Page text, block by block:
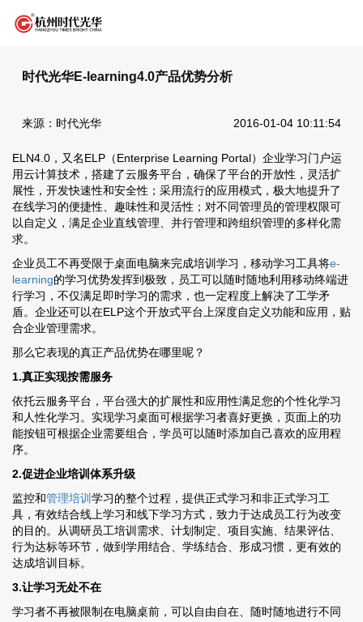
时代光华E-learning4.0产品优势分析
来源：时代光华 2016-01-04 10:11:54
ELN4.0，又名ELP（Enterprise Learning Portal）企业学习门户运
用云计算技术，搭建了云服务平台，确保了平台的开放性，灵活扩
展性，开发快速性和安全性；采用流行的应用模式，极大地提升了
在线学习的便捷性、趣味性和灵活性；对不同管理员的管理权限可
以自定义，满足企业直线管理、并行管理和跨组织管理的多样化需
求。
企业员工不再受限于桌面电脑来完成培训学习，移动学习工具将e-
learning的学习优势发挥到极致，员工可以随时随地利用移动终端进
行学习，不仅满足即时学习的需求，也一定程度上解决了工学矛
盾。企业还可以在ELP这个开放式平台上深度自定义功能和应用，贴
合企业管理需求。
那么它表现的真正产品优势在哪里呢？
1.真正实现按需服务
依托云服务平台，平台强大的扩展性和应用性满足您的个性化学习
和人性化学习。实现学习桌面可根据学习者喜好更换，页面上的功
能按钮可根据企业需要组合，学员可以随时添加自己喜欢的应用程
序。
2.促进企业培训体系升级
监控和管理培训 学习的整个过程，提供正式学习和非正式学习工
具，有效结合线上学习和线下学习方式，致力于达成员工行为改变
的目的。从调研员工培训需求、计划制定、项目实施、结果评估、
行为达标等环节，做到学用结合、学练结合、形成习惯，更有效的
达成培训目标。
3.让学习无处不在
学习者不再被限制在电脑桌前，可以自由自在、随时随地进行不同